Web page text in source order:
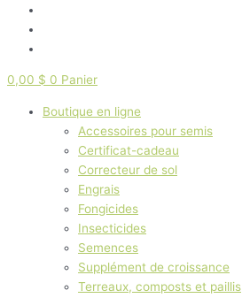
0,00 $ 0 Panier
Boutique en ligne
Accessoires pour semis
Certificat-cadeau
Correcteur de sol
Engrais
Fongicides
Insecticides
Semences
Supplément de croissance
Terreaux, composts et paillis